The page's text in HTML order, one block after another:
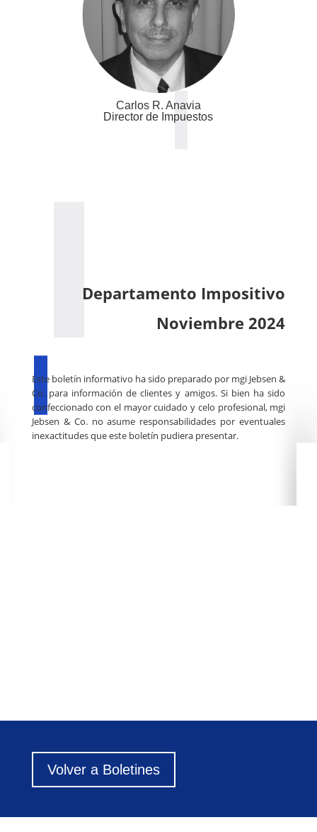
Carlos R. Anavia
Director de Impuestos
Departamento Impositivo
Noviembre 2024
Este boletín informativo ha sido preparado por mgi Jebsen &
Co. para información de clientes y amigos. Si bien ha sido
confeccionado con el mayor cuidado y celo profesional, mgi
Jebsen & Co. no asume responsabilidades por eventuales
inexactitudes que este boletín pudiera presentar.
Volver a Boletines